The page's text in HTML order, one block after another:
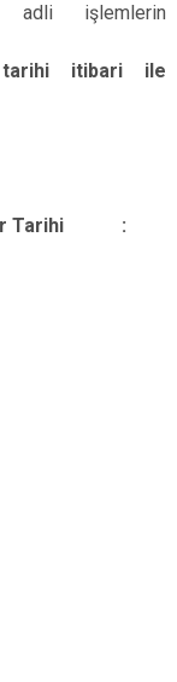
adli işlemlerin
tarihi itibari ile
: